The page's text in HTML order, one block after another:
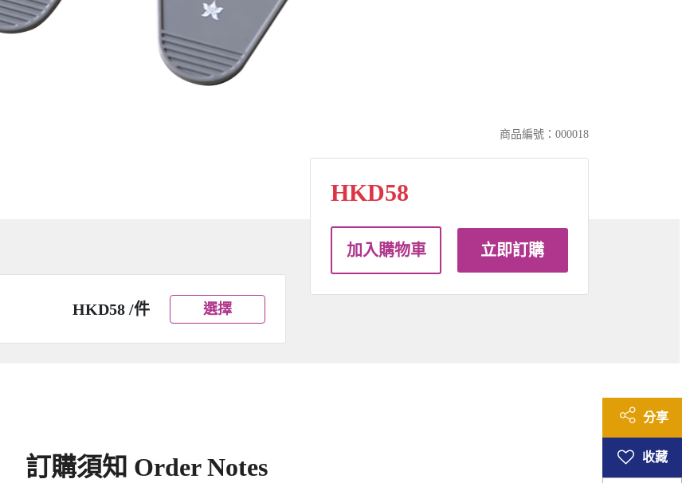
分享
商品編號：000018
HKD58 /件 選擇
HKD58
加入購物車 立即訂購
訂購須知 Order Notes